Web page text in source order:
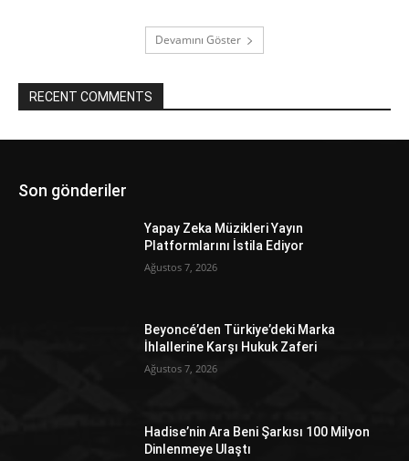
Devamını Göster
RECENT COMMENTS
Son gönderiler
Yapay Zeka Müzikleri Yayın
Platformlarını İstila Ediyor
Ağustos 7, 2026
Beyoncé’den Türkiye’deki Marka
İhlallerine Karşı Hukuk Zaferi
Ağustos 7, 2026
Hadise’nin Ara Beni Şarkısı 100 Milyon
Dinlenmeye Ulaştı